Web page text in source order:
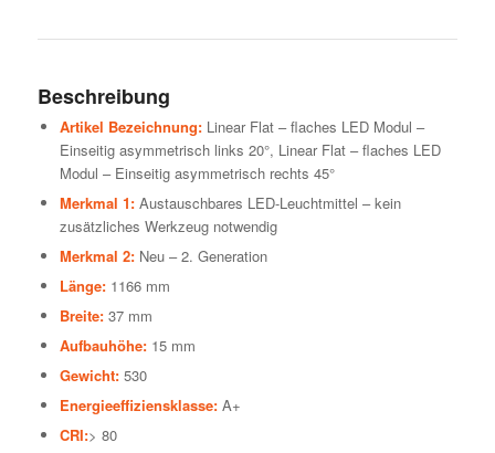
Beschreibung
Artikel Bezeichnung: Linear Flat – flaches LED Modul –
Einseitig asymmetrisch links 20°, Linear Flat – flaches LED
Modul – Einseitig asymmetrisch rechts 45°
Merkmal 1: Austauschbares LED-Leuchtmittel – kein
zusätzliches Werkzeug notwendig
Merkmal 2: Neu – 2. Generation
Länge: 1166 mm
Breite: 37 mm
Aufbauhöhe: 15 mm
Gewicht: 530
Energieeffiziensklasse: A+
CRI:> 80